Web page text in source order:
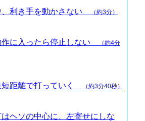
、利き手を動かさない （約3分）
作に入ったら停止しない
（約4分
短距離で打っていく （約3分40秒）
はヘソの中心に、左寄せにしな